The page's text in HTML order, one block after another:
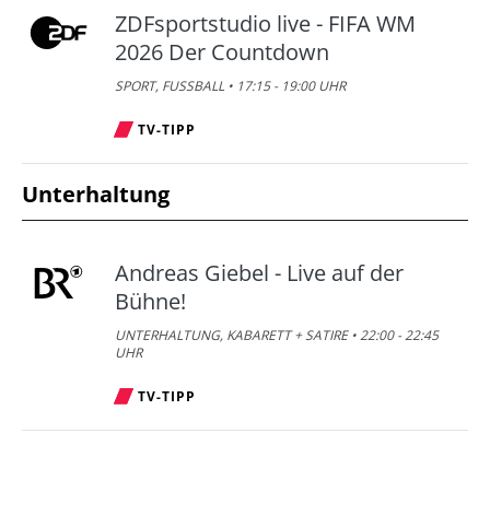
ZDFsportstudio live - FIFA WM
2026 Der Countdown
SPORT, FUSSBALL • 17:15 - 19:00 UHR
TV-TIPP
Unterhaltung
Andreas Giebel - Live auf der
Bühne!
UNTERHALTUNG, KABARETT + SATIRE • 22:00 - 22:45
UHR
TV-TIPP